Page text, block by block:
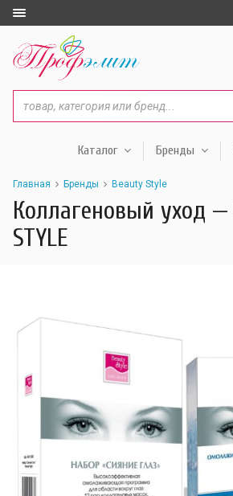
Каталог Бренды
Главная Бренды Beauty Style
Коллагеновый уход —
STYLE